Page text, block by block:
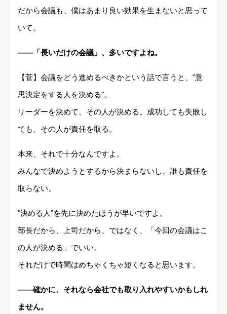
だから会議も、僕はあまり良い効果を生まないと思って
いて。
――「長いだけの会議」、多いですよね。
【菅】会議をどう進めるべきかという話で言うと、"意
思決定をする人を決める"。
リーダーを決めて、その人が決める。成功しても失敗し
ても、その人が責任を取る。
本来、それで十分なんですよ。
みんなで決めようとするから決まらないし、誰も責任を
取らない。
"決める人"を先に決めたほうが早いですよ。
部長だから、上司だから、ではなく、「今回の会議はこ
の人が決める」でいい。
それだけで時間はめちゃくちゃ短くなると思います。
――確かに、それなら会社でも取り入れやすいかもしれ
ません。